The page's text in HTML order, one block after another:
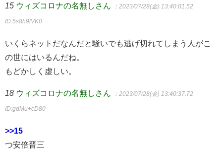
15 ウィズコロナの名無しさん ：2023/07/28(金) 13:40:01.52
ID:5s8h9lVK0
いくらネットだなんだと騒いでも逃げ切れてしまう人がこ
の世にはいるんだね。
もどかしく虚しい。
18 ウィズコロナの名無しさん ：2023/07/28(金) 13:40:37.72
ID:gdMu+cD80
>>15
つ安倍晋三